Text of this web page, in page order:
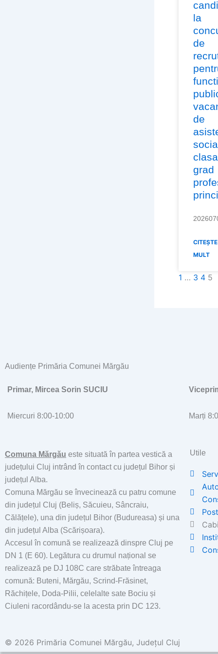
la
de
de
grad
MULT
1 … 3 4 5
Audiențe Primăria Comunei Mărgău
Primar, Mircea Sorin SUCIU
Miercuri 8:00-10:00 Marți
Comuna Mărgău este situată în partea vestică a
județului Cluj intrând în contact cu județul Bihor și
județul Alba.
Comuna Mărgău se învecinează cu patru comune
din județul Cluj (Beliș, Săcuieu, Sâncraiu,
Călățele), una din județul Bihor (Budureasa) și una
din județul Alba (Scărișoara).
Accesul în comună se realizează dinspre Cluj pe
DN 1 (E 60). Legătura cu drumul național se
realizează pe DJ 108C care străbate întreaga
comună: Buteni, Mărgău, Scrind-Frăsinet,
Răchițele, Doda-Pilii, celelalte sate Bociu și
Ciuleni racordându-se la acesta prin DC 123.
Utile
© 2026 Primăria Comunei Mărgău, Județul Cluj